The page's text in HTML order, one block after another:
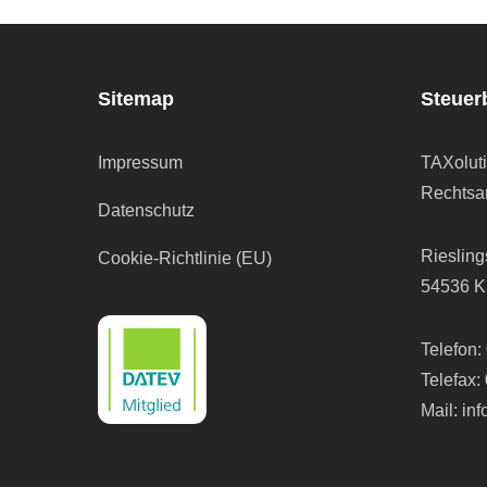
Sitemap
Impressum
Datenschutz
Cookie-Richtlinie (EU)
54536
Telefon:
Telefax:
Mail: